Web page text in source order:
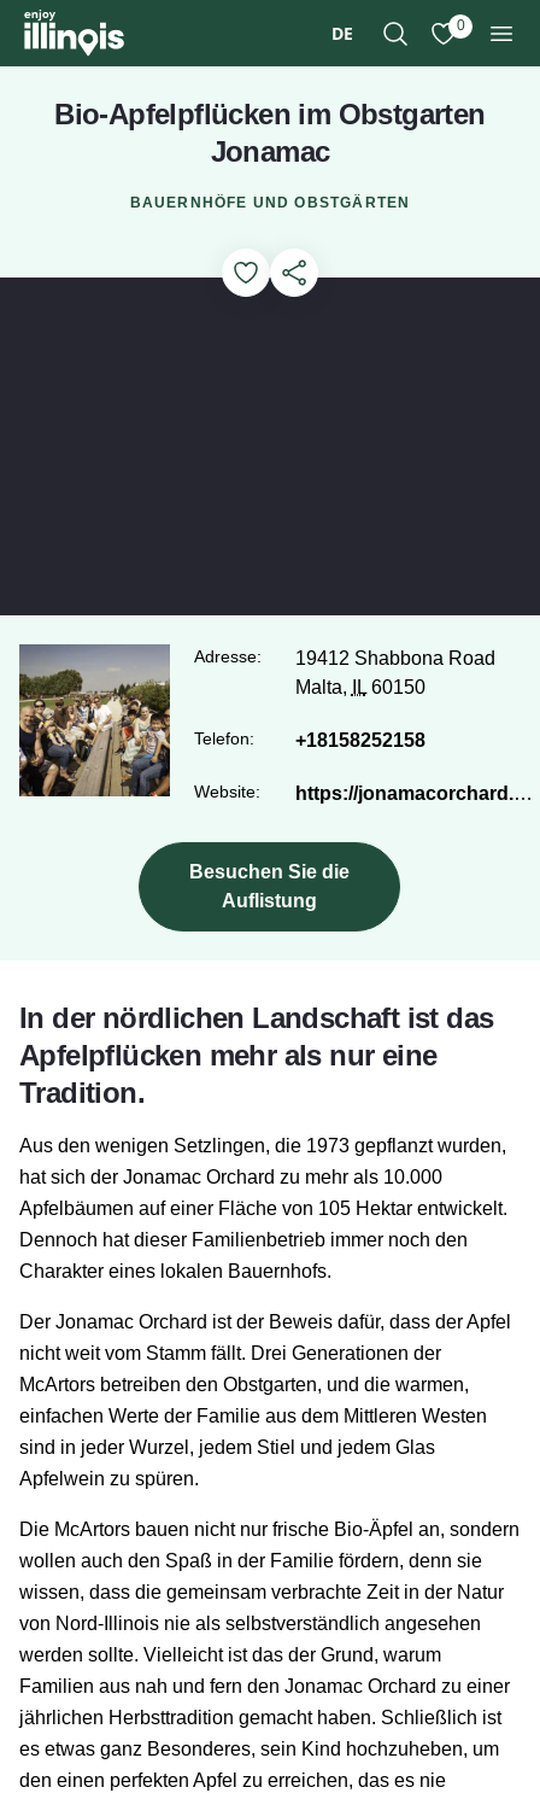
Zum Hauptinhalt springen
DE 0
Bio-Apfelpflücken im Obstgarten
Jonamac
BAUERNHÖFE UND OBSTGÄRTEN
Add to Favorites
Diese Seite teilen
Adresse:
19412 Shabbona Road
Malta,
IL60150
Telefon: +18158252158
Website: https://jonamacorchard.com/
Besuchen Sie die
Auflistung
In der nördlichen Landschaft ist das
Apfelpflücken mehr als nur eine
Tradition.
Aus den wenigen Setzlingen, die 1973 gepflanzt wurden,
hat sich der Jonamac Orchard zu mehr als 10.000
Apfelbäumen auf einer Fläche von 105 Hektar entwickelt.
Dennoch hat dieser Familienbetrieb immer noch den
Charakter eines lokalen Bauernhofs.
Der Jonamac Orchard ist der Beweis dafür, dass der Apfel
nicht weit vom Stamm fällt. Drei Generationen der
McArtors betreiben den Obstgarten, und die warmen,
einfachen Werte der Familie aus dem Mittleren Westen
sind in jeder Wurzel, jedem Stiel und jedem Glas
Apfelwein zu spüren.
Die McArtors bauen nicht nur frische Bio-Äpfel an, sondern
wollen auch den Spaß in der Familie fördern, denn sie
wissen, dass die gemeinsam verbrachte Zeit in der Natur
von Nord-Illinois nie als selbstverständlich angesehen
werden sollte. Vielleicht ist das der Grund, warum
Familien aus nah und fern den Jonamac Orchard zu einer
jährlichen Herbsttradition gemacht haben. Schließlich ist
es etwas ganz Besonderes, sein Kind hochzuheben, um
den einen perfekten Apfel zu erreichen, das es nie